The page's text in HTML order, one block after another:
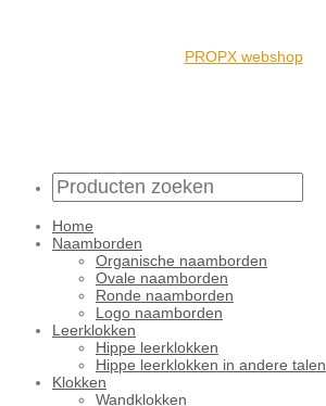
PROPX webshop
Home
Naamborden
Organische naamborden
Ovale naamborden
Ronde naamborden
Logo naamborden
Leerklokken
Hippe leerklokken
Hippe leerklokken in andere talen
Klokken
Wandklokken